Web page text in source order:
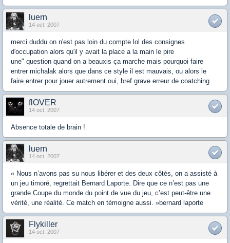
luern
14 oct. 2007
merci duddu on n'est pas loin du compte lol des consignes
d'occupation alors qu'il y avait la place a la main le pire
une" question quand on a beauxis ça marche mais pourquoi faire
entrer michalak alors que dans ce style il est mauvais, ou alors le
faire entrer pour jouer autrement oui, bref grave erreur de coatching
flOVER
14 oct. 2007
Absence totale de brain !
luern
14 oct. 2007
« Nous n’avons pas su nous libérer et des deux côtés, on a assisté à
un jeu timoré, regrettait Bernard Laporte. Dire que ce n’est pas une
grande Coupe du monde du point de vue du jeu, c’est peut-être une
vérité, une réalité. Ce match en témoigne aussi. »bernard laporte
Flykiller
14 oct. 2007